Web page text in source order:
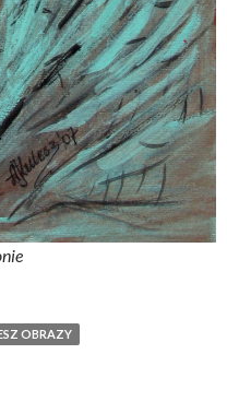
OBRAZY